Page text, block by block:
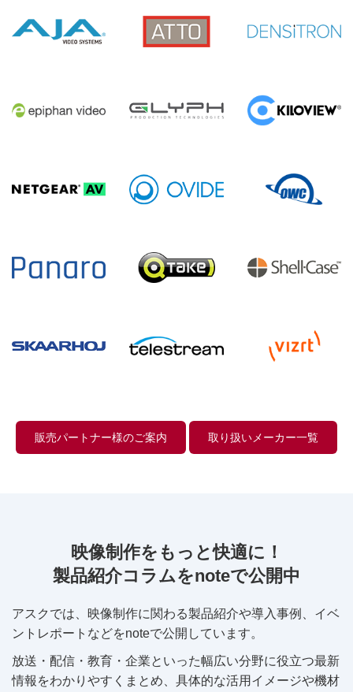
販売パートナー様のご案内 取り扱いメーカー一覧
映像制作をもっと快適に！
製品紹介コラムをnoteで公開中
アスクでは、映像制作に関わる製品紹介や導入事例、イベ
ントレポートなどをnoteで公開しています。
放送・配信・教育・企業といった幅広い分野に役立つ最新
情報をわかりやすくまとめ、具体的な活用イメージや機材